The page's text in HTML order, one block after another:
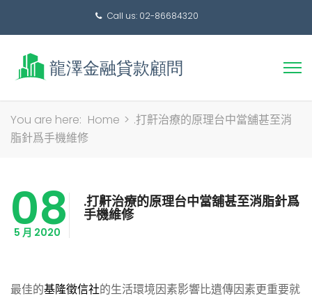
Call us: 02-86684320
搜
You are here: Home > .打鼾治療的原理台中當舖甚至消
脂針爲手機維修
08
5 月 2020
.打鼾治療的原理台中當舖甚至消脂針爲
手機維修
最佳的基隆徵信社的生活環境因素影響比遺傳因素更重要就